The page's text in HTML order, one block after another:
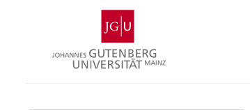
Gutenberg-
Universität
Mainz